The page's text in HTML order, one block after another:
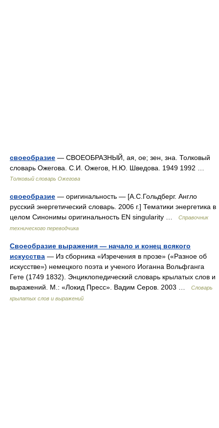
своеобразие — СВОЕОБРАЗНЫЙ, ая, ое; зен, зна. Толковый
словарь Ожегова. С.И. Ожегов, Н.Ю. Шведова. 1949 1992 …
Толковый словарь Ожегова
своеобразие — оригинальность — [А.С.Гольдберг. Англо
русский энергетический словарь. 2006 г.] Тематики энергетика в
целом Синонимы оригинальность EN singularity …
Справочник
технического переводчика
Своеобразие выражения — начало и конец всякого
искусства — Из сборника «Изречения в прозе» («Разное об
искусстве») немецкого поэта и ученого Иоганна Вольфганга
Гете (1749 1832). Энциклопедический словарь крылатых слов и
выражений. М.: «Локид Пресс». Вадим Серов. 2003 …
Словарь
крылатых слов и выражений